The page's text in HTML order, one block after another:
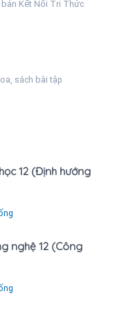
bản Kết Nối Tri Thức
sách bài tập
12 (Định hướng
nghệ 12 (Công